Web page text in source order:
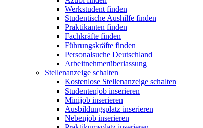
Werkstudent finden
Studentische Aushilfe finden
Praktikanten finden
Fachkräfte finden
Führungskräfte finden
Personalsuche Deutschland
Arbeitnehmerüberlassung
Stellenanzeige schalten
Kostenlose Stellenanzeige schalten
Studentenjob inserieren
Minijob inserieren
Ausbildungsplatz inserieren
Nebenjob inserieren